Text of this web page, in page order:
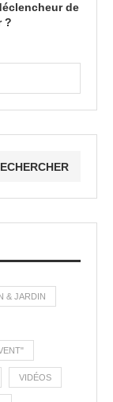
de
?
& JARDIN
VIDÉOS